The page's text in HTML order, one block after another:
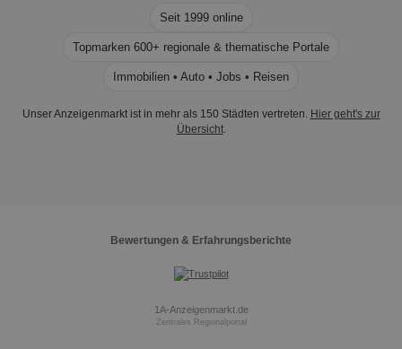
Seit 1999 online
Topmarken 600+ regionale & thematische Portale
Immobilien • Auto • Jobs • Reisen
Unser Anzeigenmarkt ist in mehr als 150 Städten vertreten. Hier geht's zur
Übersicht.
Bewertungen & Erfahrungsberichte
1A-Anzeigenmarkt.de
Zentrales Regionalportal